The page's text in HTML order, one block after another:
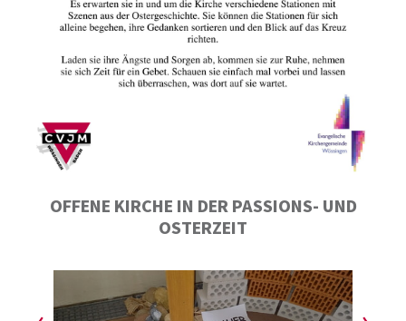
OFFENE KIRCHE IN DER PASSIONS- UND
OSTERZEIT